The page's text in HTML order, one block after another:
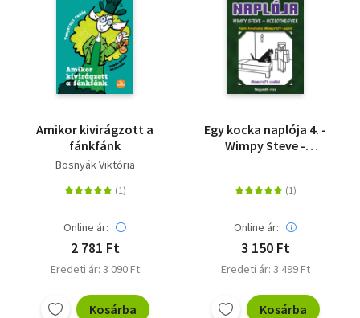
Amikor kivirágzott a
fánkfánk
Bosnyák Viktória
Online ár:
2 781 Ft
Eredeti ár: 3 090 Ft
Kosárba
Egy kocka naplója 4. -
Wimpy Steve -
Online ár:
3 150 Ft
Eredeti ár: 3 499 Ft
Kosárba